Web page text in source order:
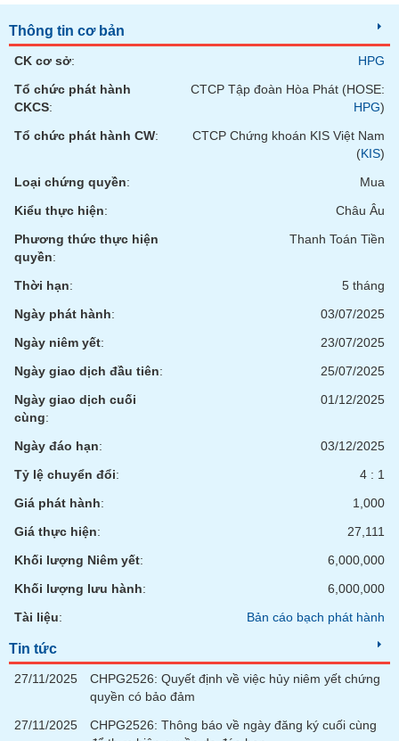
Thông tin cơ bản
CK cơ sở:
HPG
Tổ chức phát hành
CKCS:
CTCP Tập đoàn Hòa Phát (HOSE:
HPG)
Tổ chức phát hành CW:
CTCP Chứng khoán KIS Việt Nam
(KIS)
Loại chứng quyền:
Mua
Kiểu thực hiện:
Châu Âu
Phương thức thực hiện
quyền:
Thanh Toán Tiền
Thời hạn:
5 tháng
Ngày phát hành:
03/07/2025
Ngày niêm yết:
23/07/2025
Ngày giao dịch đầu tiên:
25/07/2025
Ngày giao dịch cuối
cùng:
01/12/2025
Ngày đáo hạn:
03/12/2025
Tỷ lệ chuyển đổi:
4 : 1
Giá phát hành:
1,000
Giá thực hiện:
27,111
Khối lượng Niêm yết:
6,000,000
Khối lượng lưu hành:
6,000,000
Tài liệu: Bản cáo bạch phát hành
Tin tức
27/11/2025
CHPG2526: Quyết định về việc hủy niêm yết chứng
quyền có bảo đảm
27/11/2025
CHPG2526: Thông báo về ngày đăng ký cuối cùng